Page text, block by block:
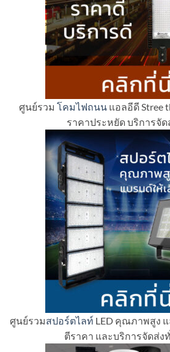
ศูนย์รวม โคมไฟถนน แอลอีดี Stree
ราคาประหยัด บริการจั
ศูนย์รวมสปอร์ตไลท์ LED คุณภาพสูง
ตีราคา และบริการจัดส่ง